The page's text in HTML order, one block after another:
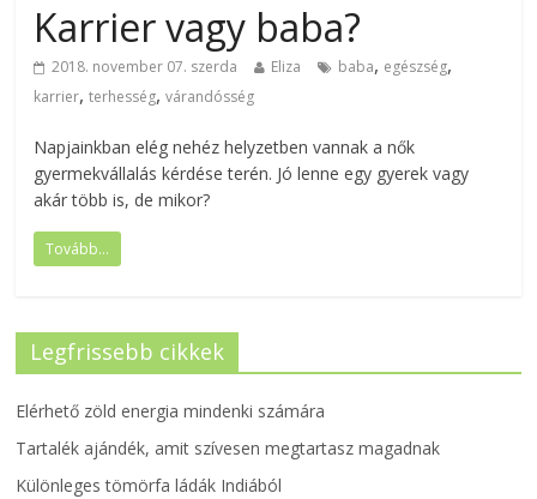
Karrier vagy baba?
2018. november 07. szerda Eliza baba, egészség,
karrier,terhesség,várandósség
Napjainkban elég nehéz helyzetben vannak a nők
gyermekvállalás kérdése terén. Jó lenne egy gyerek vagy
akár több is, de mikor?
Tovább...
Legfrissebb cikkek
Elérhető zöld energia mindenki számára
Tartalék ajándék, amit szívesen megtartasz magadnak
Különleges tömörfa ládák Indiából